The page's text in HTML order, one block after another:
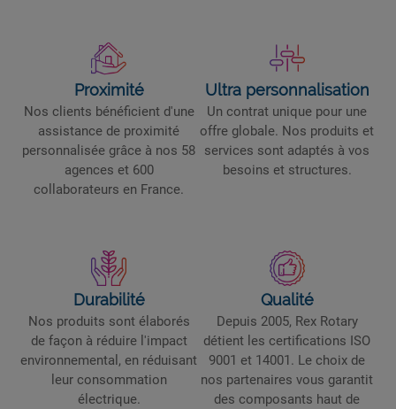
Proximité
Nos clients bénéficient d'une
assistance de proximité
personnalisée grâce à nos 58
agences et 600
collaborateurs en France.
Ultra personnalisation
Un contrat unique pour une
offre globale. Nos produits et
services sont adaptés à vos
besoins et structures.
Durabilité
Nos produits sont élaborés
de façon à réduire l'impact
environnemental, en réduisant
leur consommation
électrique.
Qualité
Depuis 2005, Rex Rotary
détient les certifications ISO
9001 et 14001. Le choix de
nos partenaires vous garantit
des composants haut de